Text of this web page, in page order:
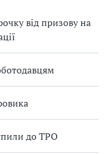
від призову на
до ТРО